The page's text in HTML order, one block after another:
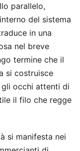
parallelo,
del sistema
in una
nel breve
termine che il
si costruisce
occhi attenti di
il filo che regge
si manifesta nei